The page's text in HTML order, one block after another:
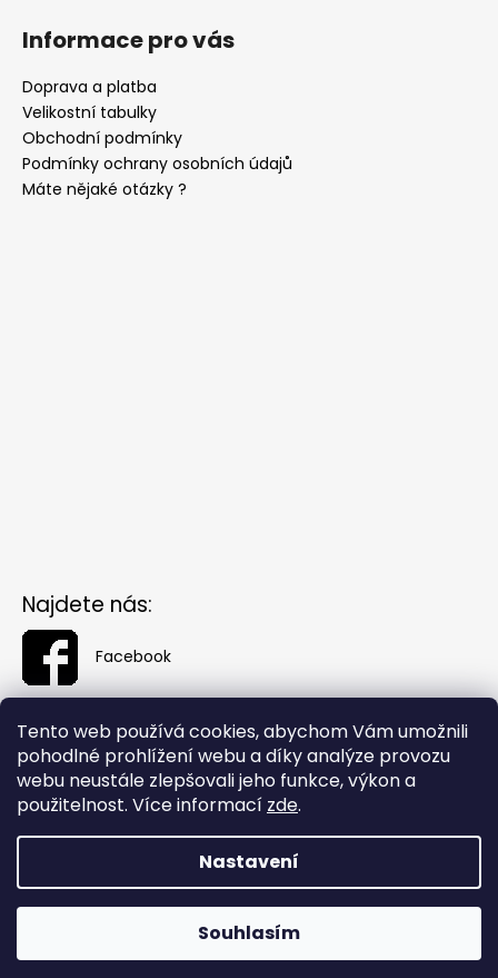
Tento web používá cookies, abychom Vám umožnili
pohodlné prohlížení webu a díky analýze provozu
webu neustále zlepšovali jeho funkce, výkon a
použitelnost. Více informací zde.
Nastavení
Souhlasím
Informace pro vás
Doprava a platba
Velikostní tabulky
Obchodní podmínky
Podmínky ochrany osobních údajů
Máte nějaké otázky ?
Najdete nás:
Facebook
Fashionin.cz. Všechna práva vyhrazena.